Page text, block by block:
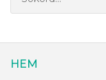
HEM